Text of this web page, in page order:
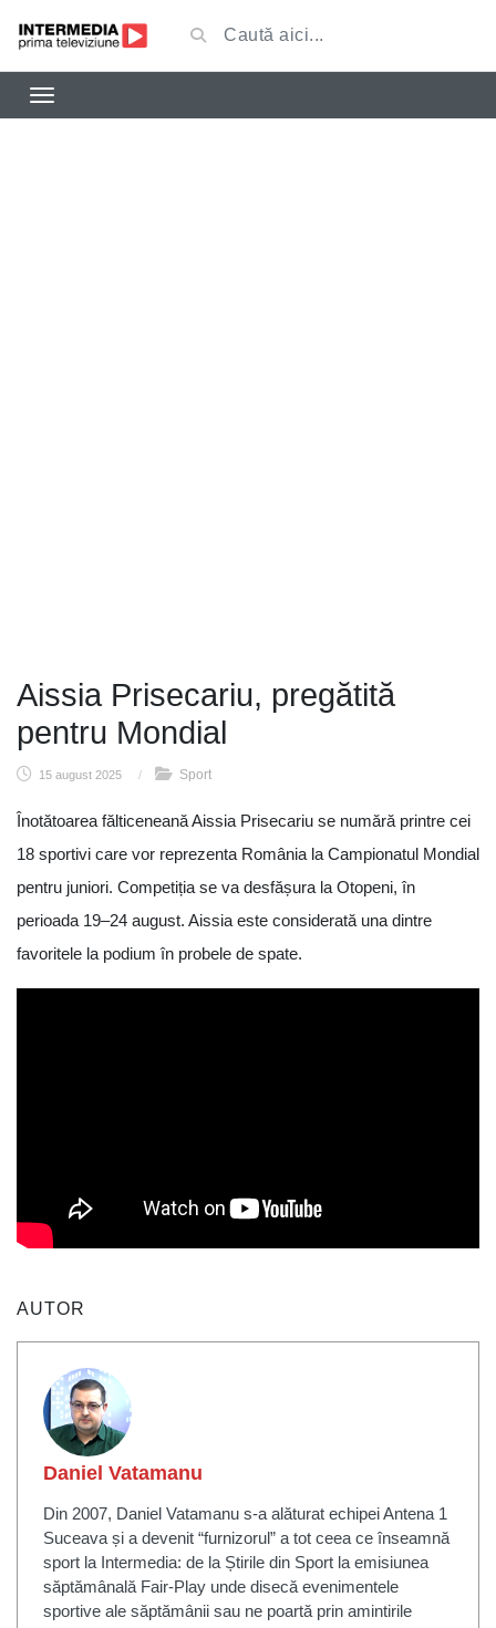
Aissia Prisecariu, pregătită
pentru Mondial
15 august 2025 / Sport
Înotătoarea fălticeneană Aissia Prisecariu se numără printre cei
18 sportivi care vor reprezenta România la Campionatul Mondial
pentru juniori. Competiția se va desfășura la Otopeni, în
perioada 19–24 august. Aissia este considerată una dintre
favoritele la podium în probele de spate.
AUTOR
Daniel Vatamanu
Din 2007, Daniel Vatamanu s-a alăturat echipei Antena 1
Suceava și a devenit “furnizorul” a tot ceea ce înseamnă
sport la Intermedia: de la Știrile din Sport la emisiunea
săptămânală Fair-Play unde disecă evenimentele
sportive ale săptămânii sau ne poartă prin amintirile